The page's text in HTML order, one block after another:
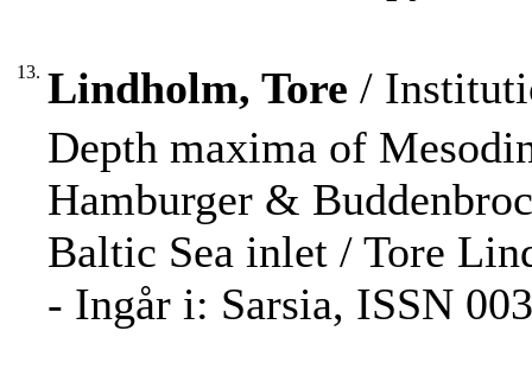
13. Lindholm, Tore /
Depth maxima of
Hamburger &
Baltic Sea inlet / Tore
- Ingår i: Sarsia, ISSN